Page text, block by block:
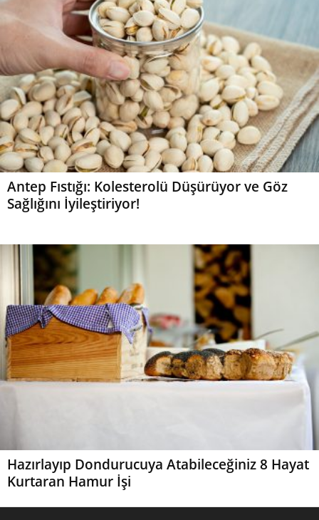
Antep Fıstığı: Kolesterolü Düşürüyor ve Göz
Sağlığını İyileştiriyor!
Hazırlayıp Dondurucuya Atabileceğiniz 8 Hayat
Kurtaran Hamur İşi